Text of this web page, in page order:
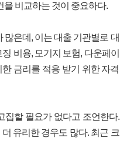
을 비교하는 것이 중요하다.
은데, 이는 대출 기관별로 대
비용, 모기지 보험, 다운페이
금리를 적용 받기 위한 자격
집할 필요가 없다고 조언한다.
유리한 경우도 많다. 최근 크